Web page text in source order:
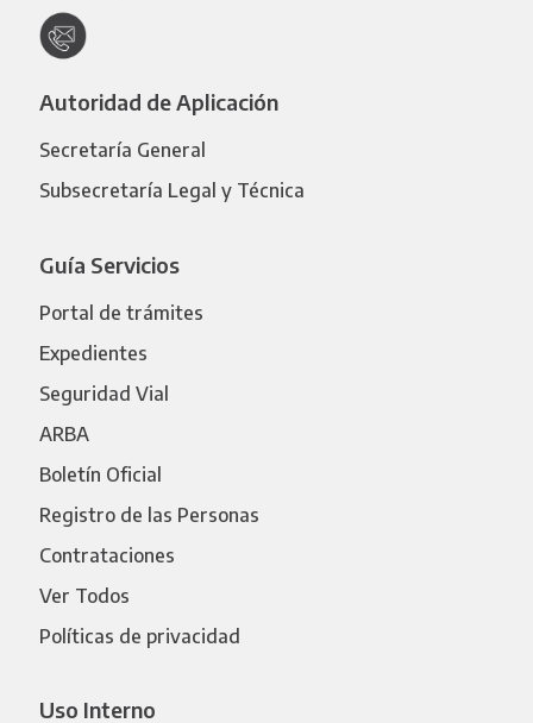
Autoridad de Aplicación
Secretaría General
Subsecretaría Legal y Técnica
Guía Servicios
Portal de trámites
Expedientes
Seguridad Vial
ARBA
Boletín Oficial
Registro de las Personas
Contrataciones
Ver Todos
Políticas de privacidad
Uso Interno